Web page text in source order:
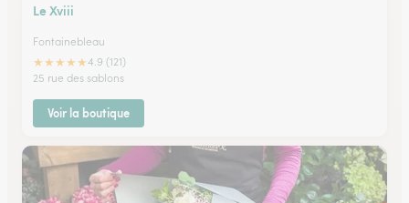
Le Xviii
Fontainebleau
★★★★★4.9 (121)
25 rue des sablons
Voir la boutique